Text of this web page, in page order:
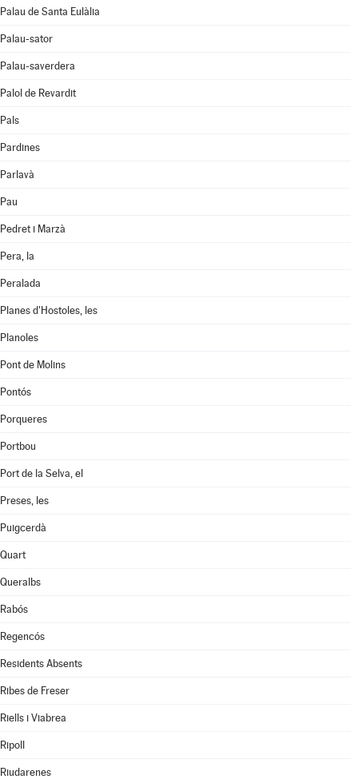
Palau de Santa Eulàlia
Palau-sator
Palau-saverdera
Palol de Revardit
Pals
Pardines
Parlavà
Pau
Pedret i Marzà
Pera, la
Peralada
Planes d'Hostoles, les
Planoles
Pont de Molins
Pontós
Porqueres
Portbou
Port de la Selva, el
Preses, les
Puigcerdà
Quart
Queralbs
Rabós
Regencós
Residents Absents
Ribes de Freser
Riells i Viabrea
Ripoll
Riudarenes